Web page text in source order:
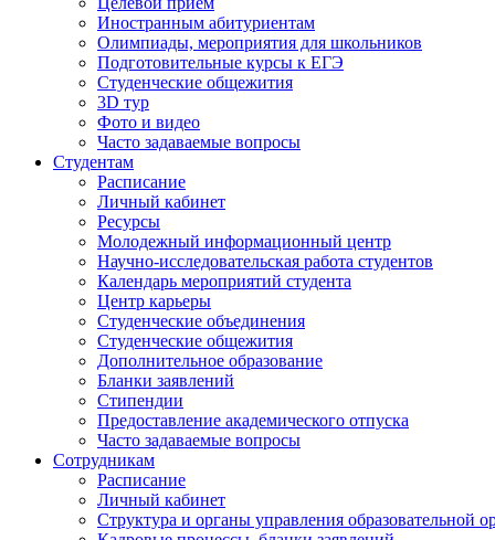
Иностранным абитуриентам
Олимпиады, мероприятия для школьников
Подготовительные курсы к ЕГЭ
Студенческие общежития
3D тур
Фото и видео
Часто задаваемые вопросы
Студентам
Расписание
Личный кабинет
Ресурсы
Молодежный информационный центр
Научно-исследовательская работа студентов
Календарь мероприятий студента
Центр карьеры
Студенческие объединения
Студенческие общежития
Дополнительное образование
Бланки заявлений
Стипендии
Предоставление академического отпуска
Часто задаваемые вопросы
Сотрудникам
Расписание
Личный кабинет
Структура и органы управления образовательной